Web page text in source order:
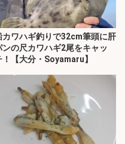
カワハギ釣りで32cm筆頭に肝
ンの尺カワハギ2尾をキャッ
！【大分・Soyamaru】